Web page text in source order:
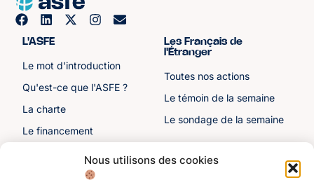
Nous utilisons des cookies
L'ASFE
Le mot d'introduction
Qu'est-ce que l'ASFE ?
La charte
Le financement
Les sénateurs
Les Français de
l'Étranger
Toutes nos actions
Le témoin de la semaine
Le sondage de la semaine